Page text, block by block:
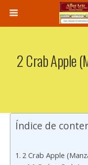
2 Crab Apple
Índice de
2 Crab Apple